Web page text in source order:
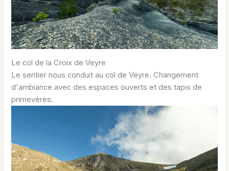
Le col de la Croix de Veyre
Le sentier nous conduit au col de Veyre. Changement
d'ambiance avec des espaces ouverts et des tapis de
primevères.